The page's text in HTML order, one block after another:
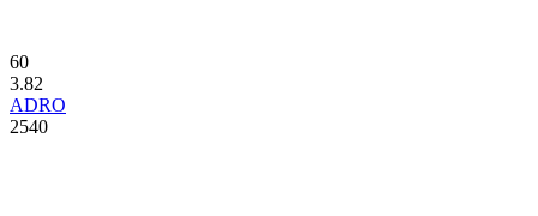
60
3.82
ADRO
2540